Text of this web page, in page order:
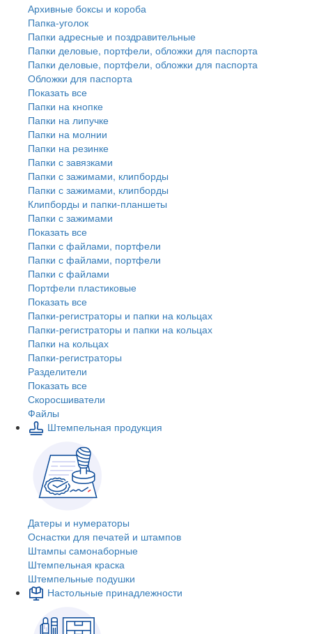
Архивные боксы и короба
Папка-уголок
Папки адресные и поздравительные
Папки деловые, портфели, обложки для паспорта
Папки деловые, портфели, обложки для паспорта
Обложки для паспорта
Показать все
Папки на кнопке
Папки на липучке
Папки на молнии
Папки на резинке
Папки с завязками
Папки с зажимами, клипборды
Папки с зажимами, клипборды
Клипборды и папки-планшеты
Папки с зажимами
Показать все
Папки с файлами, портфели
Папки с файлами, портфели
Папки с файлами
Портфели пластиковые
Показать все
Папки-регистраторы и папки на кольцах
Папки-регистраторы и папки на кольцах
Папки на кольцах
Папки-регистраторы
Разделители
Показать все
Скоросшиватели
Файлы
Штемпельная продукция
Датеры и нумераторы
Оснастки для печатей и штампов
Штампы самонаборные
Штемпельная краска
Штемпельные подушки
Настольные принадлежности